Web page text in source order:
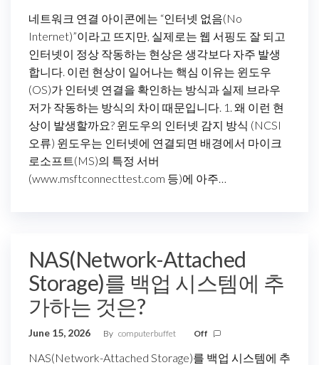
네트워크 연결 아이콘에는 “인터넷 없음(No
Internet)”이라고 뜨지만, 실제로는 웹 서핑도 잘 되고
인터넷이 정상 작동하는 현상은 생각보다 자주 발생
합니다. 이런 현상이 일어나는 핵심 이유는 윈도우
(OS)가 인터넷 연결을 확인하는 방식과 실제 브라우
저가 작동하는 방식의 차이 때문입니다. 1. 왜 이런 현
상이 발생할까요? 윈도우의 인터넷 감지 방식 (NCSI
오류) 윈도우는 인터넷에 연결되면 배경에서 마이크
로소프트(MS)의 특정 서버
(www.msftconnecttest.com 등)에 아주…
NAS(Network-Attached
Storage)를 백업 시스템에 추
가하는 것은?
June 15, 2026 By computerbuffet Off
NAS(Network-Attached Storage)를 백업 시스템에 추